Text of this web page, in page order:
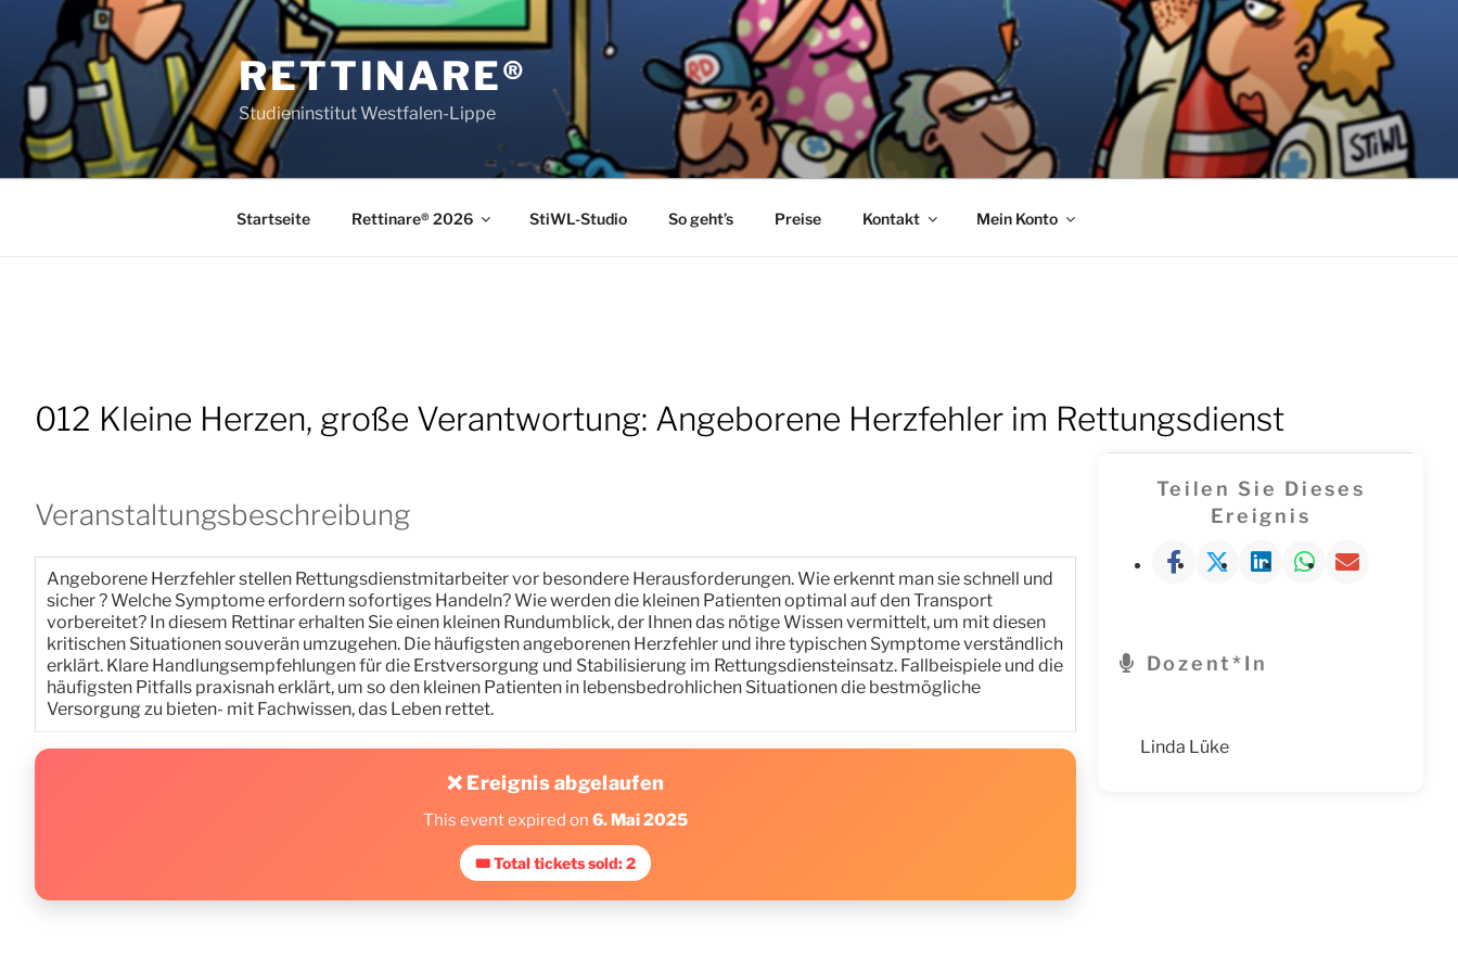
springen
RETTINARE®
Studieninstitut Westfalen-Lippe
Startseite Rettinare® 2026 StiWL-Studio So geht’s Preise Kontakt Mein Konto
012 Kleine Herzen, große Verantwortung: Angeborene Herzfehler im Rettungsdienst
Veranstaltungsbeschreibung
Angeborene Herzfehler stellen Rettungsdienstmitarbeiter vor besondere Herausforderungen. Wie erkennt man sie schnell und
sicher ? Welche Symptome erfordern sofortiges Handeln? Wie werden die kleinen Patienten optimal auf den Transport
vorbereitet? In diesem Rettinar erhalten Sie einen kleinen Rundumblick, der Ihnen das nötige Wissen vermittelt, um mit diesen
kritischen Situationen souverän umzugehen. Die häufigsten angeborenen Herzfehler und ihre typischen Symptome verständlich
erklärt. Klare Handlungsempfehlungen für die Erstversorgung und Stabilisierung im Rettungsdiensteinsatz. Fallbeispiele und die
häufigsten Pitfalls praxisnah erklärt, um so den kleinen Patienten in lebensbedrohlichen Situationen die bestmögliche
Versorgung zu bieten- mit Fachwissen, das Leben rettet.
❌ Ereignis abgelaufen
This event expired on 6. Mai 2025
🎟 Total tickets sold: 2
Teilen Sie Dieses
Ereignis
Dozent*in
Linda Lüke